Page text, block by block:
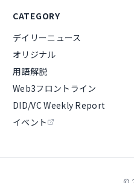
CATEGORY
デイリーニュース
オリジナル
用語解説
Web3フロントライン
DID/VC Weekly Report
イベント